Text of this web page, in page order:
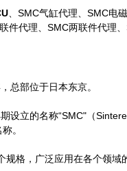
、SMC气缸代理、SMC电
件代理、SMC两联件代理
总部位于日本东京。
设立的名称“SMC"（
。
格，广泛应用在各个领域